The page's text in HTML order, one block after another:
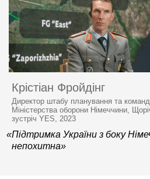
Крістіан Фройдінг
Директор штабу планування та
Міністерства оборони Німеччини,
зустріч YES, 2023
«Підтримка України з боку
непохитна»